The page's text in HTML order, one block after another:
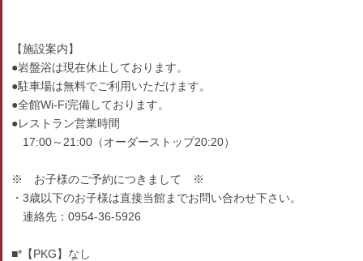
【施設案内】
●岩盤浴は現在休止しております。
●駐車場は無料でご利用いただけます。
●全館Wi-Fi完備しております。
●レストラン営業時間
17:00～21:00（オーダーストップ20:20）
※ お子様のご予約につきまして ※
・3歳以下のお子様は直接当館までお問い合わせ下さい。
連絡先：0954-36-5926
■*【PKG】なし